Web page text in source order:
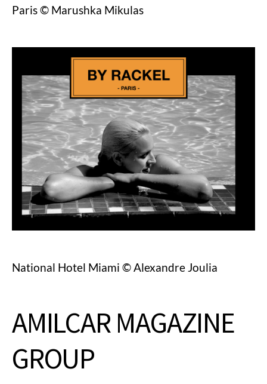
Paris © Marushka Mikulas
National Hotel Miami © Alexandre Joulia
AMILCAR MAGAZINE
GROUP